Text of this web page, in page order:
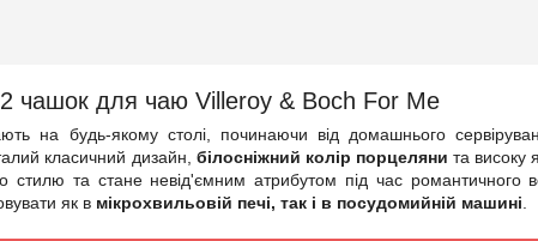
2 чашок для чаю Villeroy & Boch For Me
на будь-якому столі, починаючи від домашнього
класичний дизайн, білосніжний колір порцеляни та високу
та стане невід'ємним атрибутом під час романтичного
як в мікрохвильовій печі, так і в посудомийній машині